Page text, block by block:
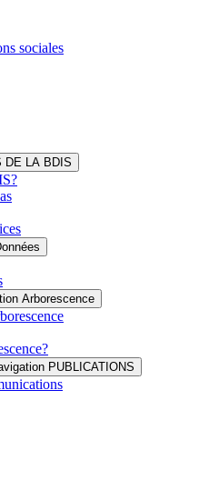
sociales
DE LA BDIS
Arborescence
PUBLICATIONS